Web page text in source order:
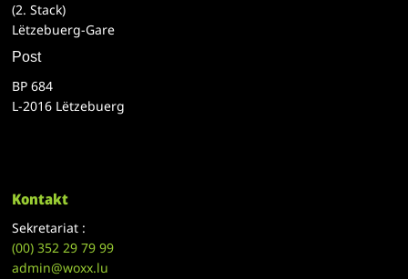
(2. Stack)
Lëtzebuerg-Gare
Post
BP 684
L-2016 Lëtzebuerg
Kontakt
Sekretariat :
(00)352 29 79 99
admin@woxx.lu